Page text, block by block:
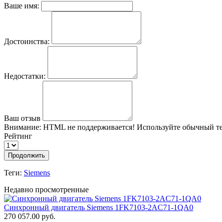
Ваше имя:
Достоинства:
Недостатки:
Ваш отзыв
Внимание: HTML не поддерживается! Используйте обычный
Рейтинг
Продолжить
Теги: Siemens
Недавно просмотренные
Синхронный двигатель Siemens 1FK7103-2AC71-1QA0
270 057.00 руб.